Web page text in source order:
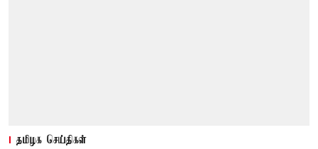
தமிழக செய்திகள்